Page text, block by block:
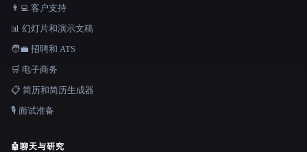
👨‍💻 客户支持
📊 幻灯片和演示文稿
🧑‍💼 招聘和 ATS
🛒 电子商务
📋 简历和简历生成器
🎙️ 面试准备
🤖聊天与研究